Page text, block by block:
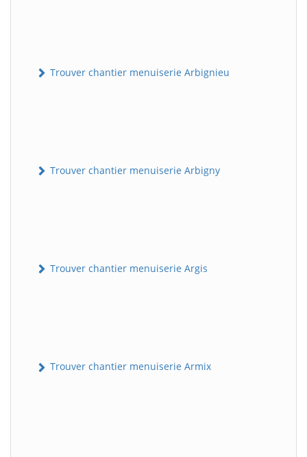
Trouver chantier menuiserie Arbignieu
Trouver chantier menuiserie Arbigny
Trouver chantier menuiserie Argis
Trouver chantier menuiserie Armix